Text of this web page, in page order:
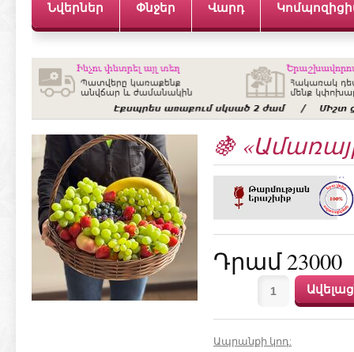
Նվերներ Փնջեր Վարդ
🍇
Դրամ 23000
Ապրանքի կոդ: